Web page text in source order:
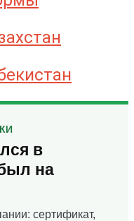
в
на
сертификат,